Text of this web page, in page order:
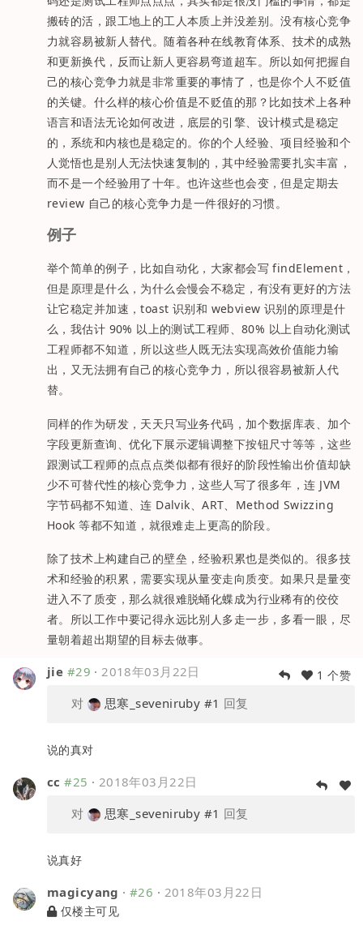
搬砖的活，跟工地上的工人本质上并没差别。没有核心竞争
力就容易被新人替代。随着各种在线教育体系、技术的成熟
和更新换代，反而让新人更容易弯道超车。所以如何把握自
己的核心竞争力就是非常重要的事情了，也是你个人不贬值
的关键。什么样的核心价值是不贬值的那？比如技术上各种
语言和语法无论如何改进，底层的引擎、设计模式是稳定
的，系统和内核也是稳定的。你的个人经验、项目经验和个
人觉悟也是别人无法快速复制的，其中经验需要扎实丰富，
而不是一个经验用了十年。也许这些也会变，但是定期去
review 自己的核心竞争力是一件很好的习惯。
例子
举个简单的例子，比如自动化，大家都会写 findElement，
但是原理是什么，为什么会慢会不稳定，有没有更好的方法
让它稳定并加速，toast 识别和 webview 识别的原理是什
么，我估计 90% 以上的测试工程师、80% 以上自动化测试
工程师都不知道，所以这些人既无法实现高效价值能力输
出，又无法拥有自己的核心竞争力，所以很容易被新人代
替。
同样的作为研发，天天只写业务代码，加个数据库表、加个
字段更新查询、优化下展示逻辑调整下按钮尺寸等等，这些
跟测试工程师的点点点类似都有很好的阶段性输出价值却缺
少不可替代性的核心竞争力，这些人写了很多年，连 JVM
字节码都不知道、连 Dalvik、ART、Method Swizzing
Hook 等都不知道，就很难走上更高的阶段。
除了技术上构建自己的壁垒，经验积累也是类似的。很多技
术和经验的积累，需要实现从量变走向质变。如果只是量变
进入不了质变，那么就很难脱蛹化蝶成为行业稀有的佼佼
者。所以工作中要记得永远比别人多走一步，多看一眼，尽
量朝着超出期望的目标去做事。
jie #29 ·2018年03月22日 1 个赞
对 思寒_seveniruby #1 回复
说的真对
cc #25 · 2018年03月22日
对
思寒_seveniruby #1 回复
说真好
magicyang ·#26 · 2018年03月22日
仅楼主可见